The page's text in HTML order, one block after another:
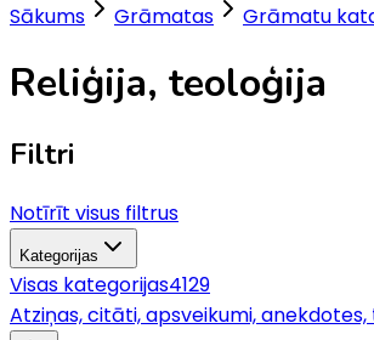
Sākums Grāmatas Grāmatu
Reliģija, teoloģija
Filtri
Notīrīt visus filtrus
Kategorijas
Visas kategorijas4129
Atziņas, citāti, apsveikumi,